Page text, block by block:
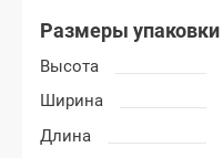
Размеры упаковки
Высота
Ширина
Длина